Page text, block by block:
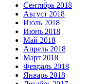
Сентябрь 2018
Август 2018
Июль 2018
Июнь 2018
Май 2018
Апрель 2018
Март 2018
Февраль 2018
Январь 2018